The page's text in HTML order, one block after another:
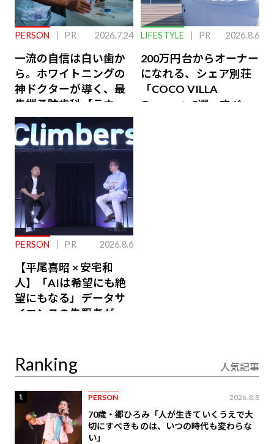
PERSON PR 2026.7.24
一流の自信は白い歯か
ら。ホワイトニングの
神ドクターが導く、最
先端予防歯科【ラウン
ジ会員特典あり】
LIFESTYLE PR 2026.8.6
200万円台からオーナー
になれる、シェア別荘
「COCO VILLA
Owners」3選。すべて
PERSON PR 2026.8.6
【平尾喜昭 × 安宅和
人】「AIは希望にも絶
望にもなる」データサ
イエンスの先駆者が語
Ranking 人気記事
1 PERSON 2026.8.8
70歳・郷ひろみ「人が生きていくうえで大
切にすべきものは、いつの時代も変わらな
い」